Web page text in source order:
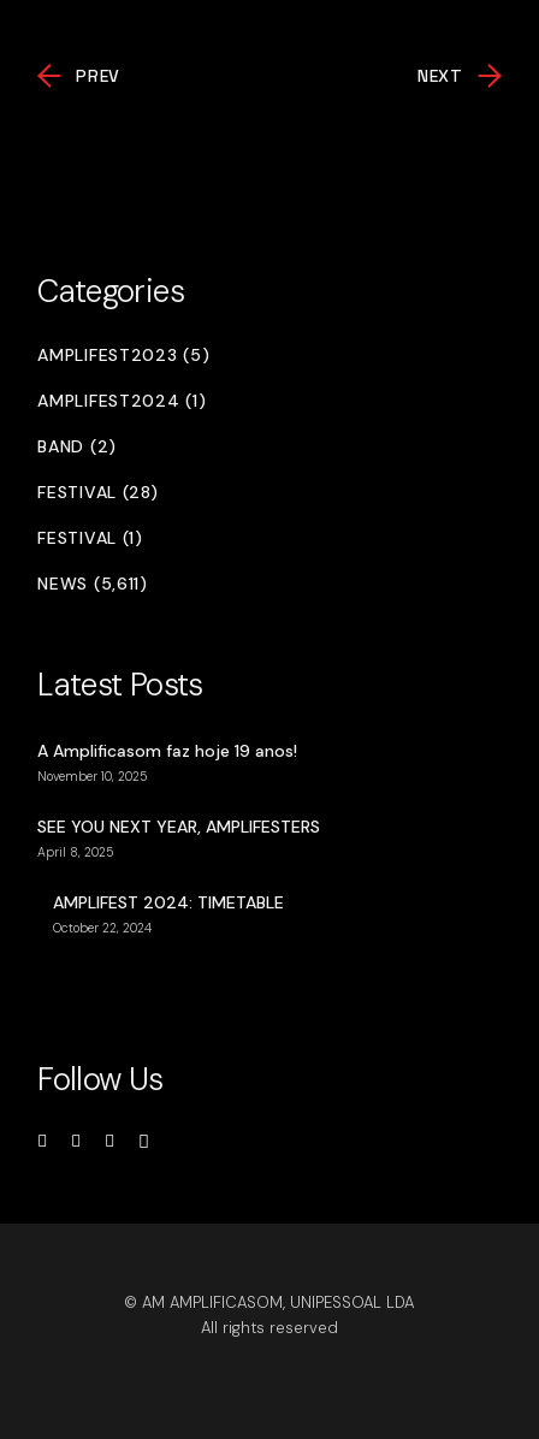
PREV NEXT
Categories
AMPLIFEST2023 (5)
AMPLIFEST2024 (1)
BAND (2)
FESTIVAL (28)
FESTIVAL (1)
NEWS (5,611)
Latest Posts
A Amplificasom faz hoje 19 anos!
November 10, 2025
SEE YOU NEXT YEAR, AMPLIFESTERS
April 8, 2025
AMPLIFEST 2024: TIMETABLE
October 22, 2024
Follow Us
© AM AMPLIFICASOM, UNIPESSOAL LDA
All rights reserved